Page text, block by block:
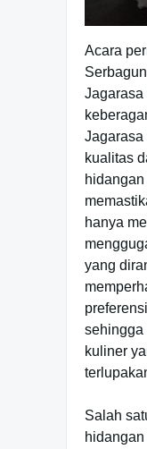
Acara
Jagarasa
Jagarasa
kualitas
hanya
yang
sehingga
kuliner
Salah